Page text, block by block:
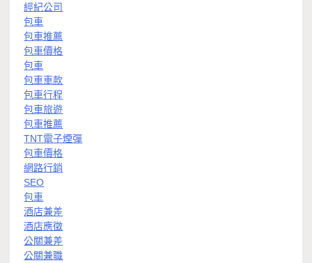
經紀公司
包車
包車推薦
包車價格
包車
包車車款
包車行程
包車旅遊
包車推薦
TNT電子煙彈
包車價格
網路行銷
SEO
包車
酒店兼差
酒店應徵
公關兼差
公關兼職